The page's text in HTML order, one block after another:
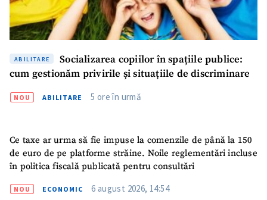
ABILITARE
Socializarea copiilor în spațiile publice:
cum gestionăm privirile și situațiile de discriminare
NOU ABILITARE 5 ore în urmă
Ce taxe ar urma să fie impuse la comenzile de până la 150
de euro de pe platforme străine. Noile reglementări incluse
în politica fiscală publicată pentru consultări
NOU ECONOMIC 6 august 2026, 14:54